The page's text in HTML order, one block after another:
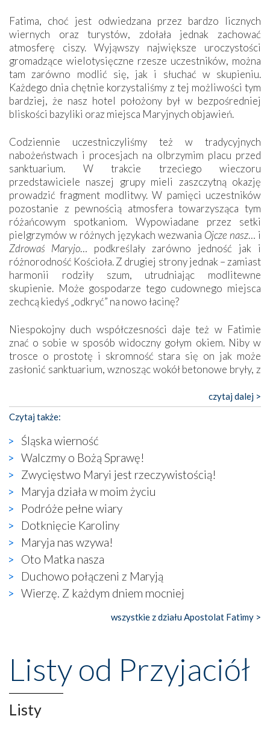
Fatima, choć jest odwiedzana przez bardzo licznych
wiernych oraz turystów, zdołała jednak zachować
atmosferę ciszy. Wyjąwszy największe uroczystości
gromadzące wielotysięczne rzesze uczestników, można
tam zarówno modlić się, jak i słuchać w skupieniu.
Każdego dnia chętnie korzystaliśmy z tej możliwości tym
bardziej, że nasz hotel położony był w bezpośredniej
bliskości bazyliki oraz miejsca Maryjnych objawień.
Codziennie uczestniczyliśmy też w tradycyjnych
nabożeństwach i procesjach na olbrzymim placu przed
sanktuarium. W trakcie trzeciego wieczoru
przedstawiciele naszej grupy mieli zaszczytną okazję
prowadzić fragment modlitwy. W pamięci uczestników
pozostanie z pewnością atmosfera towarzysząca tym
różańcowym spotkaniom. Wypowiadane przez setki
pielgrzymów w różnych językach wezwania Ojcze nasz… i
Zdrowaś Maryjo… podkreślały zarówno jedność jak i
różnorodność Kościoła. Z drugiej strony jednak – zamiast
harmonii rodziły szum, utrudniając modlitewne
skupienie. Może gospodarze tego cudownego miejsca
zechcą kiedyś „odkryć” na nowo łacinę?
Niespokojny duch współczesności daje też w Fatimie
znać o sobie w sposób widoczny gołym okiem. Niby w
trosce o prostotę i skromność stara się on jak może
zasłonić sanktuarium, wznosząc wokół betonowe bryły, z
katolickiego kultu. Tylko co wspólnego z żywą,
autentyczną wiarą mogą mieć płaskie, szare bunkry albo
kaplice, w których Tabernakulum przypomina bardziej
skrzynkę na narzędzia? Albo co powiedzieć o ustawionym
tuż przy nowej bazylice wielkim krzyżu, na którym
zamiast Chrystusa umieszczono dziwaczną postać jakby
wyjętą ze starożytnych hieroglifów? W kulturowym
kontekście naszych czasów to raczej karykatura niż godny
wizerunek Zbawiciela…
Zatem nawet w bezpośrednim otoczeniu sanktuarium
naocznie przekonaliśmy się, że wewnątrz Kościoła toczy
się ogromna walka o kształt katolicyzmu i o serca
wierzących. Do czego to zmaganie może prowadzić,
widzieliśmy w urokliwym, niewielkim mieście Obidos,
gdzie w miejscu dawnego kościoła działa dzisiaj…
księgarnia.
Nasze pielgrzymkowe wyprawy, których celem były
wznoszono na chwałę Bożą, na przykład – w podzięce za
Opatrznościową pomoc w wygranej bitwie o
niepodległość kraju. Zachwyt budziła potężna, a zarazem
misterna architektura tych monumentalnych dzieł,
wspaniałe zdobienia, dbałość ich twórców o detale,
czytaj dalej >
Czytaj także:
Śląska wierność
Walczmy o Bożą Sprawę!
Zwycięstwo Maryi jest rzeczywistością!
Maryja działa w moim życiu
Podróże pełne wiary
Dotknięcie Karoliny
Maryja nas wzywa!
Oto Matka nasza
Duchowo połączeni z Maryją
Wierzę. Z każdym dniem mocniej
wszystkie z działu Apostolat Fatimy >
Listy od Przyjaciół
Listy